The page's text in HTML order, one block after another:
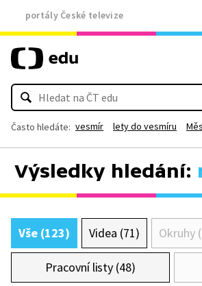
portály České televize
Často hledáte: vesmír lety do vesmíru
Výsledky hledání:
Vše (123) Videa (71) Okruhy
Pracovní listy (48)